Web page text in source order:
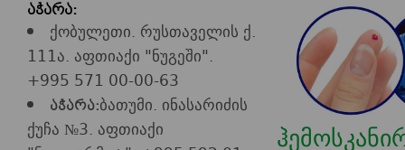
აჭარა:
ქობულეთი. რუსთაველის ქ.
111ა. აფთიაქი "ნუგეში".
+995 571 00-00-63
აჭარა:ბათუმი. ინასარიძის
ქუჩა №3. აფთიაქი